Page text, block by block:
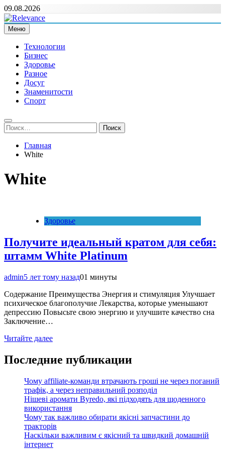
Перейти
к
содержимому
09.08.2026
Relevance
Релевантні новини — саме те, що вам потрібно
Меню
Технологии
Бизнес
Здоровье
Разное
Досуг
Знаменитости
Спорт
Найти:
Главная
White
White
Здоровье
Получите идеальный кратом для себя:
штамм White Platinum
admin5 лет тому назад01 минуты
Содержание Преимущества Энергия и стимуляция Улучшает
психическое благополучие Лекарства, которые уменьшают
депрессию Повысьте свою энергию и улучшите качество сна
Заключение…
Читайте далее
Последние публикации
Чому affiliate-команди втрачають гроші не через поганий
трафік, а через неправильний розподіл
Нішеві аромати Byredo, які підходять для щоденного
використання
Чому так важливо обирати якісні запчастини до
тракторів
Наскільки важливим є якісний та швидкий домашній
інтернет